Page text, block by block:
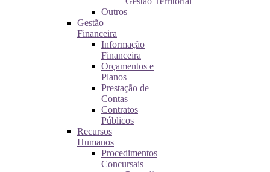
Outros
Gestão
Financeira
Informação
Financeira
Orçamentos e
Planos
Prestação de
Contas
Contratos
Públicos
Recursos
Humanos
Procedimentos
Concursais